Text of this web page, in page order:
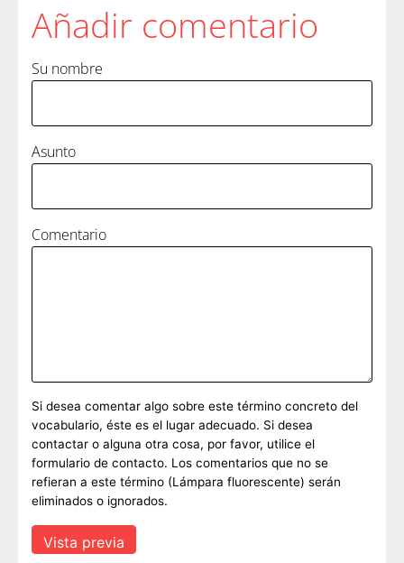
Añadir comentario
Su nombre
Asunto
Comentario
Si desea comentar algo sobre este término concreto del
vocabulario, éste es el lugar adecuado. Si desea
contactar o alguna otra cosa, por favor, utilice el
formulario de contacto. Los comentarios que no se
refieran a este término (Lámpara fluorescente) serán
eliminados o ignorados.